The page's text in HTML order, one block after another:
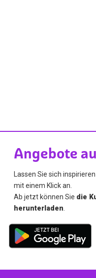
Angebote
Lassen Sie sich
mit einem Klick an.
Ab jetzt können Sie die
herunterladen